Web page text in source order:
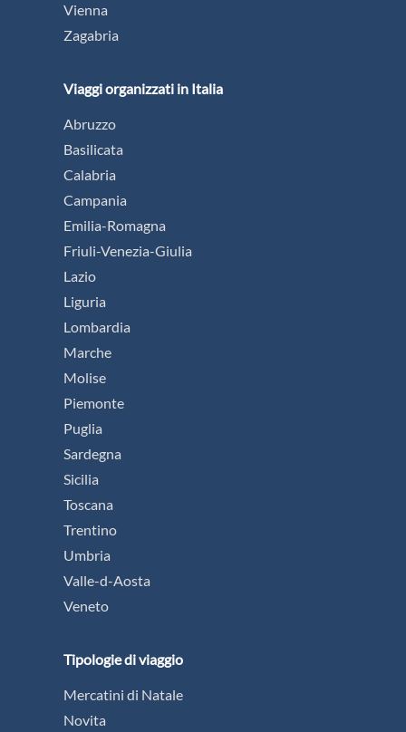
Vienna
Zagabria
Viaggi organizzati in Italia
Abruzzo
Basilicata
Calabria
Campania
Emilia-Romagna
Friuli-Venezia-Giulia
Lazio
Liguria
Lombardia
Marche
Molise
Piemonte
Puglia
Sardegna
Sicilia
Toscana
Trentino
Umbria
Valle-d-Aosta
Veneto
Tipologie di viaggio
Mercatini di Natale
Novita